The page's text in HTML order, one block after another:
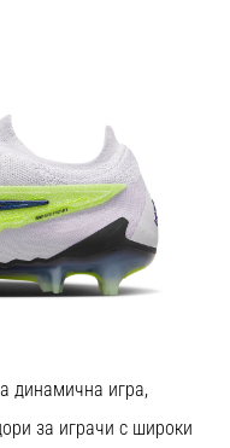
динамична игра,
за играчи с широки